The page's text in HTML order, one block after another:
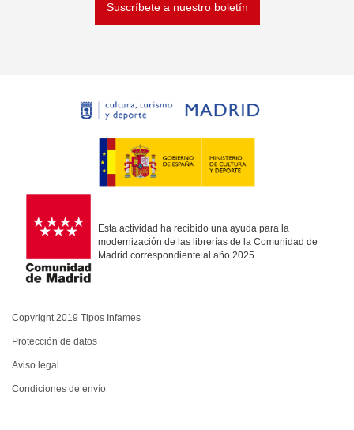
Suscríbete a nuestro boletín
Esta actividad ha recibido una ayuda para la
modernización de las librerías de la Comunidad de
Madrid correspondiente al año 2025
Copyright 2019 Tipos Infames
Protección de datos
Aviso legal
Condiciones de envío